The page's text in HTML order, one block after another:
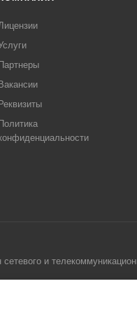
Партнеры
Вакансии
Реквизиты
Политика
и